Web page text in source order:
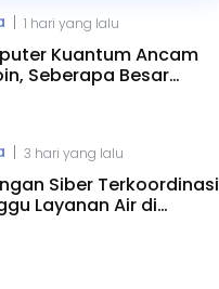
| 1 hari yang lalu
Kuantum Ancam
Seberapa Besar
| 3 hari yang lalu
Siber Terkoordinasi
Layanan Air di